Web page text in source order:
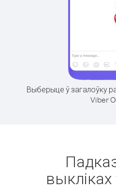
Выберыце ў загалоўку
Viber
выкліках